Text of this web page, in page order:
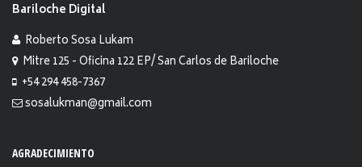
Bariloche Digital
Roberto Sosa Lukam
Mitre 125 - Oficina 122 EP/ San Carlos de Bariloche
+54 294 458-7367
sosalukman@gmail.com
AGRADECIMIENTO